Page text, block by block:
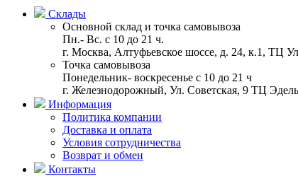
Склады
Основной склад и точка самовывоза
Пн.- Вс. с 10 до 21 ч.
г. Москва, Алтуфьевское шоссе, д. 24, к.1, ТЦ
Точка самовывоза
Понедельник- воскресенье с 10 до 21 ч
г. Железнодорожный, Ул. Советская, 9 ТЦ
Информация
Политика компании
Доставка и оплата
Условия сотрудничества
Возврат и обмен
Контакты